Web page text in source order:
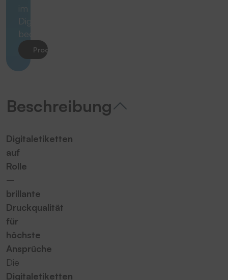
im
Digitaldruck
bedruckt
Produkt anfragen
Beschreibung
Digitaletiketten
auf
Rolle
–
brillante
Druckqualität
für
höchste
Ansprüche
Die
Digitaletiketten